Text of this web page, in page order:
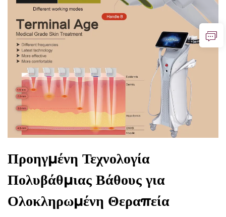
Προηγμένη Τεχνολογία
Πολυβάθμιας Βάθους για
Ολοκληρωμένη Θεραπεία